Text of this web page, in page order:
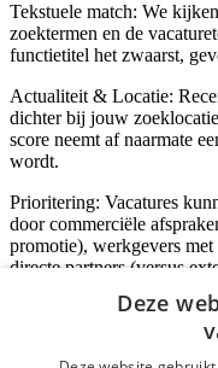
Tekstuele match: We
zoektermen en de
functietitel het zwaarst,
Actualiteit & Locatie:
dichter bij jouw
score neemt af naarmate
wordt.
Prioritering: Vacatures
door commerciële
promotie), werkgevers met
directe partners (versus
Inloggen als bedrijf
Deze